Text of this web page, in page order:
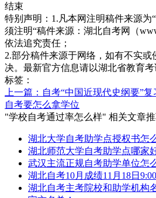
结束
特别声明：1.凡本网注明稿件来源为
须注明“稿件来源：湖北自考网（
依法追究责任；
2.部分稿件来源于网络，如有不实
决。最新官方信息请以湖北省教育考
标签：
上一篇：自考“中国近现代史纲要”
自考要怎么拿学位
"学校自考通过率怎么样" 相关文章
湖北大学自考助学点授权书怎
湖北师范大学自考助学点哪家
武汉主流正规自考助学单位怎
湖北自考10月成绩11月18日
湖北自考主考院校和助学机构